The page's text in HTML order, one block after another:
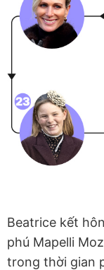
Beatrice kết
phú Mapelli
trong thời gian